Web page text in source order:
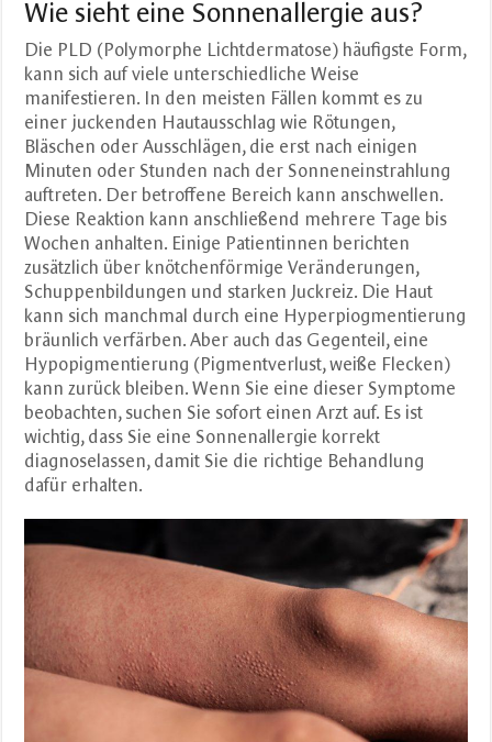
Wie sieht eine Sonnenallergie aus?
Die PLD (Polymorphe Lichtdermatose) häufigste Form,
kann sich auf viele unterschiedliche Weise
manifestieren. In den meisten Fällen kommt es zu
einer juckenden Hautausschlag wie Rötungen,
Bläschen oder Ausschlägen, die erst nach einigen
Minuten oder Stunden nach der Sonneneinstrahlung
auftreten. Der betroffene Bereich kann anschwellen.
Diese Reaktion kann anschließend mehrere Tage bis
Wochen anhalten. Einige Patientinnen berichten
zusätzlich über knötchenförmige Veränderungen,
Schuppenbildungen und starken Juckreiz. Die Haut
kann sich manchmal durch eine Hyperpiogmentierung
bräunlich verfärben. Aber auch das Gegenteil, eine
Hypopigmentierung (Pigmentverlust, weiße Flecken)
kann zurück bleiben. Wenn Sie eine dieser Symptome
beobachten, suchen Sie sofort einen Arzt auf. Es ist
wichtig, dass Sie eine Sonnenallergie korrekt
diagnoselassen, damit Sie die richtige Behandlung
dafür erhalten.